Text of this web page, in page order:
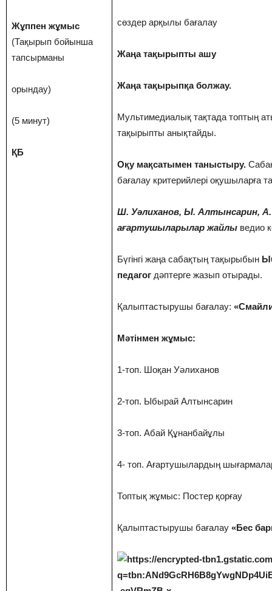
Жұппен жұмыс
(Тақырып бойынша
тапсырманы
орындау)
(5 минут)
ҚБ
сөздер арқылы бағалау
Жаңа тақырыпты ашу
Жаңа тақырыпқа болжау.
Мультимедиалық тақтада топтың
тақырыпты анықтайды.
Оқу мақсатымен таныстыру.
бағалау критерийлері оқушыларға
Ш. Уәлиханов, Ы. Алтынсарин,
ағартушыларылар жайлы ведио
Бүгінгі жаңа сабақтың тақырыбын
педагог дәптерге жазып отырады.
Қалыптастырушы бағалау:
Мәтінмен жұмыс:
1-топ. Шоқан Уәлиханов
2-топ. Ыбырай Алтынсарин
3-топ. Абай Құнанбайұлы
4- топ. Ағартушылардың
Топтық жұмыс: Постер қорғау
Қалыптастырушы бағалау «Бес